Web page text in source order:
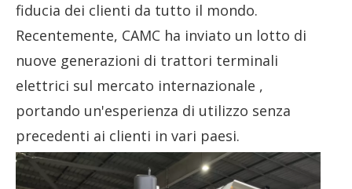
fiducia dei clienti da tutto il mondo.
Recentemente, CAMC ha inviato un lotto di
nuove generazioni di trattori terminali
elettrici sul mercato internazionale ,
portando un'esperienza di utilizzo senza
precedenti ai clienti in vari paesi.